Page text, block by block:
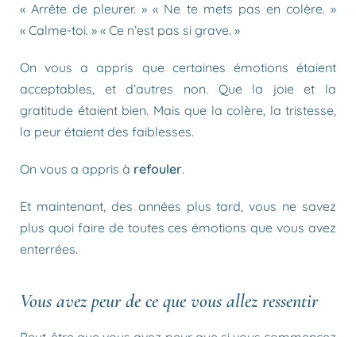
« Arrête de pleurer. » « Ne te mets pas en colère. »
« Calme-toi. » « Ce n’est pas si grave. »
On vous a appris que certaines émotions étaient
acceptables, et d’autres non. Que la joie et la
gratitude étaient bien. Mais que la colère, la tristesse,
la peur étaient des faiblesses.
On vous a appris à refouler.
Et maintenant, des années plus tard, vous ne savez
plus quoi faire de toutes ces émotions que vous avez
enterrées.
Vous avez peur de ce que vous allez ressentir